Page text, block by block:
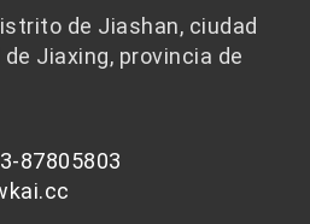
son aptos para botellas
de Jiashan, ciudad
Jiaxing, provincia de
87805803